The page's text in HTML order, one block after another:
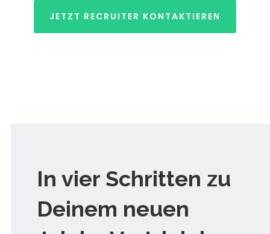
JETZT RECRUITER KONTAKTIEREN
In vier Schritten zu
Deinem neuen